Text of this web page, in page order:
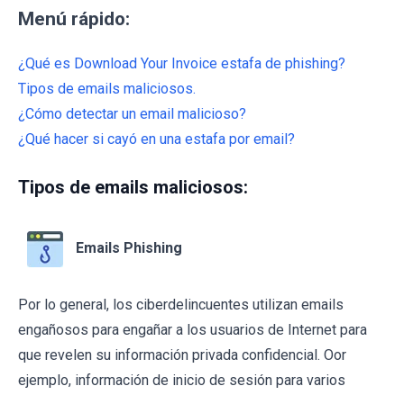
Menú rápido:
¿Qué es Download Your Invoice estafa de phishing?
Tipos de emails maliciosos.
¿Cómo detectar un email malicioso?
¿Qué hacer si cayó en una estafa por email?
Tipos de emails maliciosos:
Emails Phishing
Por lo general, los ciberdelincuentes utilizan emails
engañosos para engañar a los usuarios de Internet para
que revelen su información privada confidencial. Oor
ejemplo, información de inicio de sesión para varios